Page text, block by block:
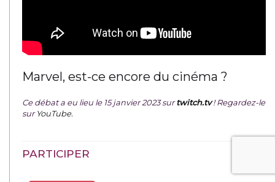
Marvel, est-ce encore du cinéma ?
Ce débat a eu lieu le 15 janvier 2023 surtwitch.tv ! Regardez-le
surYouTube.
PARTICIPER